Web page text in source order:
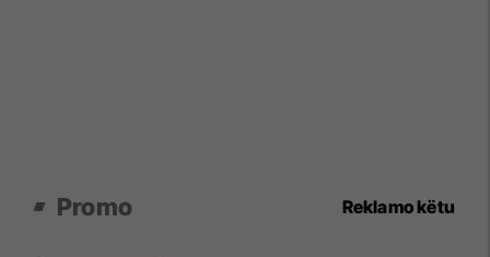
Promo Reklamo këtu